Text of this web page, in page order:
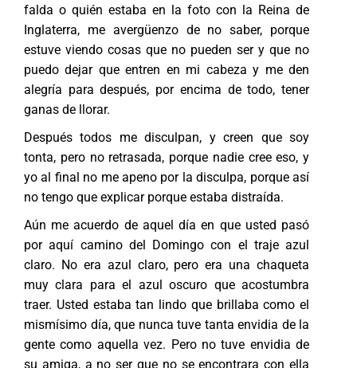
falda o quién estaba en la foto con la Reina de
Inglaterra, me avergüenzo de no saber, porque
estuve viendo cosas que no pueden ser y que no
puedo dejar que entren en mi cabeza y me den
alegría para después, por encima de todo, tener
ganas de llorar.
Después todos me disculpan, y creen que soy
tonta, pero no retrasada, porque nadie cree eso, y
yo al final no me apeno por la disculpa, porque así
no tengo que explicar porque estaba distraída.
Aún me acuerdo de aquel día en que usted pasó
por aquí camino del Domingo con el traje azul
claro. No era azul claro, pero era una chaqueta
muy clara para el azul oscuro que acostumbra
traer. Usted estaba tan lindo que brillaba como el
mismísimo día, que nunca tuve tanta envidia de la
gente como aquella vez. Pero no tuve envidia de
su amiga, a no ser que no se encontrara con ella